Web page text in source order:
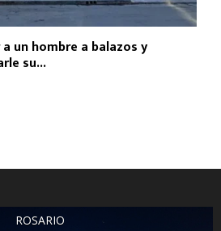
un hombre a balazos y
su...
ROSARIO